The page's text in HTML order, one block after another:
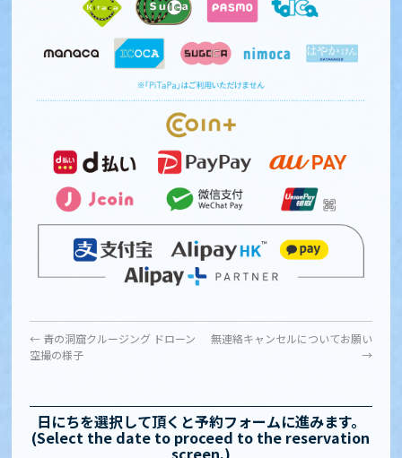
← 青の洞窟クルージング ドローン
空撮の様子
無連絡キャンセルについてお願い
→
日にちを選択して頂くと予約フォームに進みます。
(Select the date to proceed to the reservation